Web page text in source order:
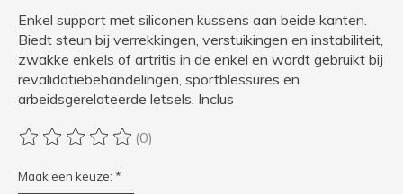
Enkel support met siliconen kussens aan beide kanten.
Biedt steun bij verrekkingen, verstuikingen en instabiliteit,
zwakke enkels of artritis in de enkel en wordt gebruikt bij
revalidatiebehandelingen, sportblessures en
arbeidsgerelateerde letsels. Inclus
De beoordeling van dit product is
(0)
Maak een keuze: *